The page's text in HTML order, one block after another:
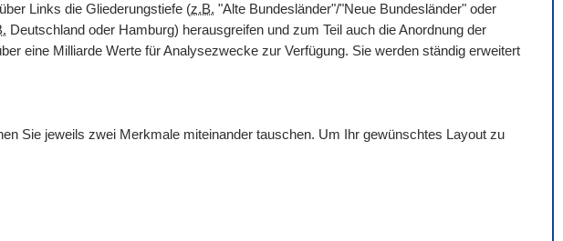
Links die Gliederungstiefe (z.B. "Alte Bundesländer"/"Neue Bundesländer" oder
Deutschland oder Hamburg) herausgreifen und zum Teil auch die Anordnung der
eine Milliarde Werte für Analysezwecke zur Verfügung. Sie werden ständig erweitert
Sie jeweils zwei Merkmale miteinander tauschen. Um Ihr gewünschtes Layout zu